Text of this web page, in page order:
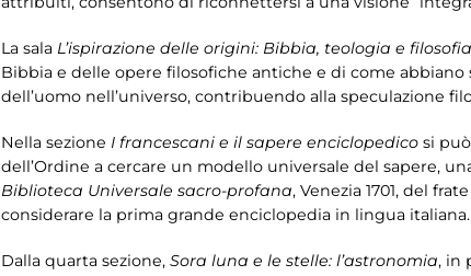
La sala L’ispirazione delle origini: Bibbia, teologia e filosofia
Bibbia e delle opere filosofiche antiche e di come
dell’uomo nell’universo, contribuendo alla speculazione
Nella sezione I francescani e il sapere enciclopedico si
dell’Ordine a cercare un modello universale del sapere,
Biblioteca Universale sacro-profana, Venezia 1701, del
considerare la prima grande enciclopedia in lingua italiana.
Dalla quarta sezione, Sora luna e le stelle: l’astronomia, in